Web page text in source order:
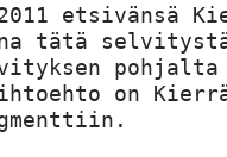
etsivänsä
tätä
on